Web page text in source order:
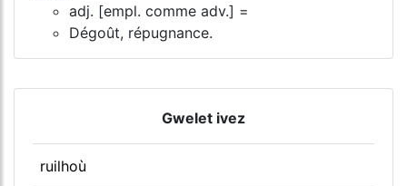
adj. [empl. comme adv.] =
Dégoût, répugnance.
Gwelet ivez
ruilhoù